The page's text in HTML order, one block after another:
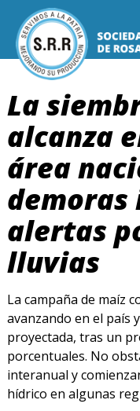
La
alcanza
área
alertas
lluvias
La campaña de maíz
avanzando en el país
proyectada, tras un
porcentuales. No
interanual y
hídrico en algunas